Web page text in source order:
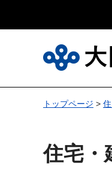
トップページ >
住宅・